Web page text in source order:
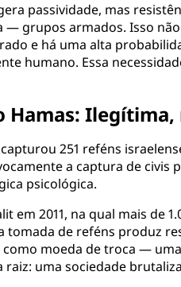
passividade, mas
grupos armados. Isso
e há uma alta
humano. Essa
Hamas:
251 reféns
a captura de
psicológica.
em 2011, na qual mais
tomada de reféns produz
moeda de troca —
uma sociedade